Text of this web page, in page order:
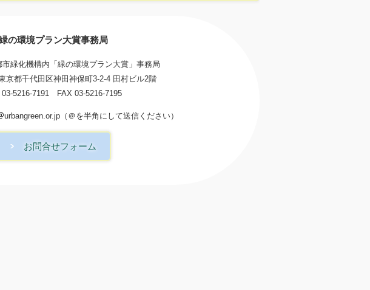
の環境プラン大賞事務局
緑化機構内「緑の環境プラン大賞」事務局
都千代田区神田神保町3-2-4 田村ビル2階
03-5216-7191 FAX 03-5216-7195
urbangreen.or.jp（＠を半角にして送信ください）
お問合せフォーム